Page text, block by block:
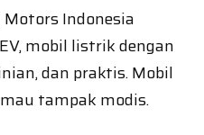
Indonesia
mobil listrik dengan
dan praktis. Mobil
tampak modis.